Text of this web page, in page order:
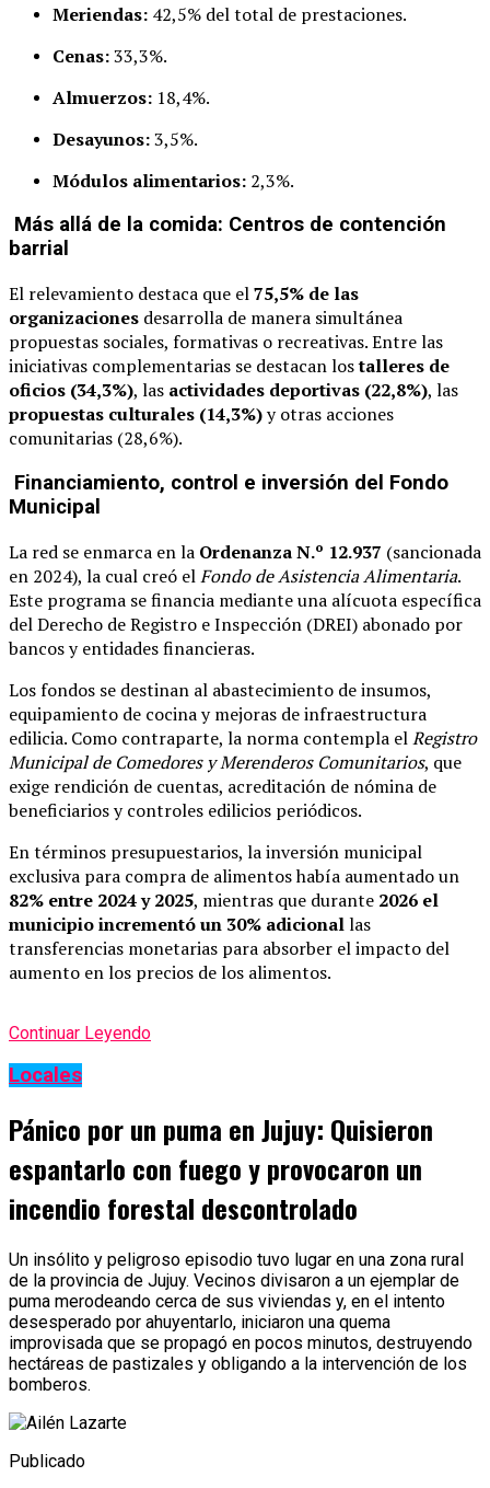
Meriendas: 42,5% del total de prestaciones.
Cenas:33,3%.
Almuerzos: 18,4%.
Desayunos:3,5%.
Módulos alimentarios: 2,3%.
Más allá de la comida: Centros de contención
barrial
El relevamiento destaca que el75,5% de las
organizaciones desarrolla de manera simultánea
propuestas sociales, formativas o recreativas. Entre las
iniciativas complementarias se destacan lostalleres de
oficios (34,3%), las actividades deportivas (22,8%), las
propuestas culturales (14,3%)y otras acciones
comunitarias (28,6%).
Financiamiento, control e inversión del Fondo
Municipal
La red se enmarca en la Ordenanza N.º 12.937 (sancionada
en 2024), la cual creó elFondo de Asistencia Alimentaria.
Este programa se financia mediante una alícuota específica
del Derecho de Registro e Inspección (DREI) abonado por
bancos y entidades financieras.
Los fondos se destinan al abastecimiento de insumos,
equipamiento de cocina y mejoras de infraestructura
edilicia. Como contraparte, la norma contempla elRegistro
Municipal de Comedores y Merenderos Comunitarios, que
exige rendición de cuentas, acreditación de nómina de
beneficiarios y controles edilicios periódicos.
En términos presupuestarios, la inversión municipal
exclusiva para compra de alimentos había aumentado un
82% entre 2024 y 2025, mientras que durante 2026 el
municipio incrementó un 30% adicionallas
transferencias monetarias para absorber el impacto del
aumento en los precios de los alimentos.
Continuar Leyendo
Locales
Pánico por un puma en Jujuy: Quisieron
espantarlo con fuego y provocaron un
incendio forestal descontrolado
Un insólito y peligroso episodio tuvo lugar en una zona rural
de la provincia de Jujuy. Vecinos divisaron a un ejemplar de
puma merodeando cerca de sus viviendas y, en el intento
desesperado por ahuyentarlo, iniciaron una quema
improvisada que se propagó en pocos minutos, destruyendo
hectáreas de pastizales y obligando a la intervención de los
bomberos.
Publicado